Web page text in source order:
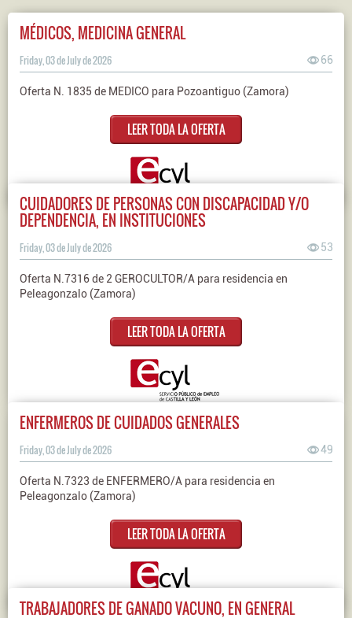
MÉDICOS, MEDICINA GENERAL
Friday, 03 de July de 2026 66
Oferta N. 1835 de MEDICO para Pozoantiguo (Zamora)
LEER TODA LA OFERTA
CUIDADORES DE PERSONAS CON DISCAPACIDAD Y/O
DEPENDENCIA, EN INSTITUCIONES
Friday, 03 de July de 2026 53
Oferta N.7316 de 2 GEROCULTOR/A para residencia en
Peleagonzalo (Zamora)
LEER TODA LA OFERTA
ENFERMEROS DE CUIDADOS GENERALES
Friday, 03 de July de 2026 49
Oferta N.7323 de ENFERMERO/A para residencia en
Peleagonzalo (Zamora)
LEER TODA LA OFERTA
TRABAJADORES DE GANADO VACUNO, EN GENERAL